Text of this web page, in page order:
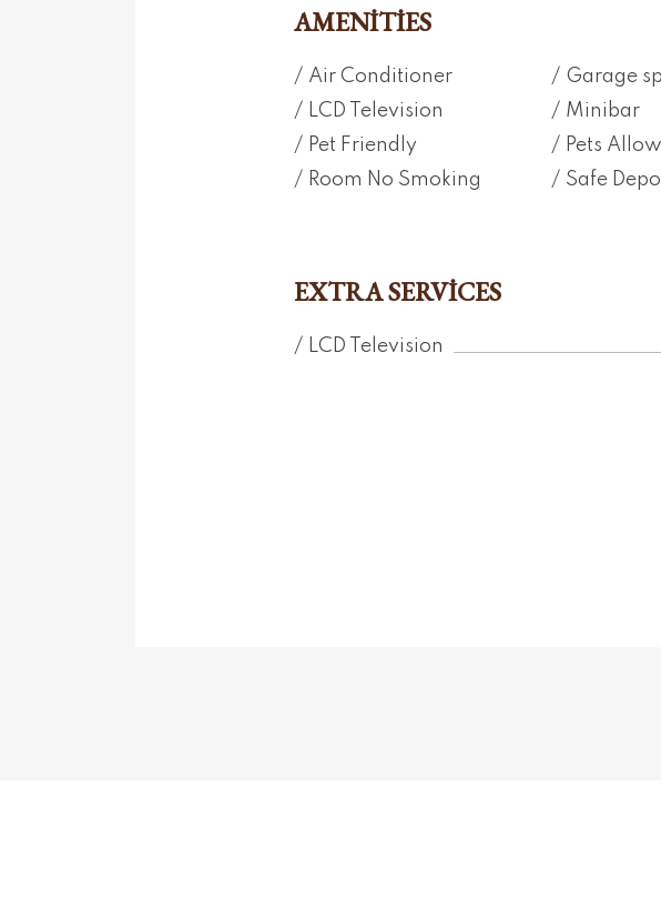
AMENITIES
Air Conditioner Garage
LCD Television
Minibar
Pet Friendly
Pets
Room No Smoking
Safe
EXTRA SERVICES
LCD Television